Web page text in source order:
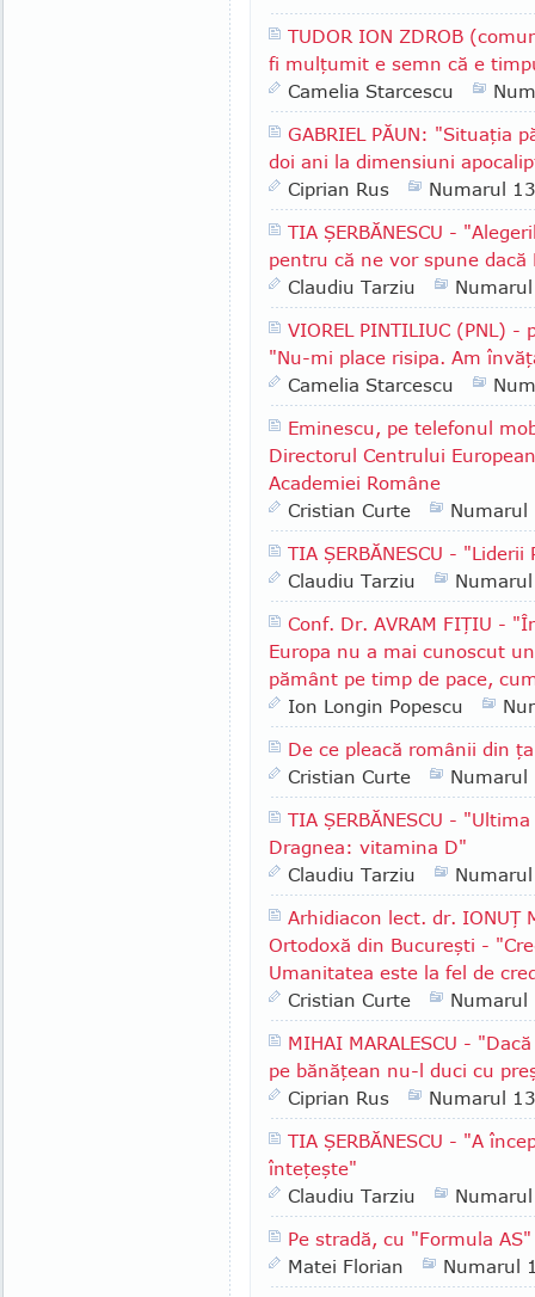
TUDOR ION ZDROB
fi mulţumit e semn că e
Camelia Starcescu
GABRIEL PĂUN: "Situaţia
doi ani la dimensiuni
Ciprian Rus
Numarul
TIA ŞERBĂNESCU -
pentru că ne vor spune
Claudiu Tarziu
VIOREL PINTILIUC (PNL)
"Nu-mi place risipa. Am
Camelia Starcescu
Eminescu, pe telefonul
Directorul Centrului
Academiei Române
Cristian Curte
Numarul
TIA ŞERBĂNESCU -
Claudiu Tarziu
Conf. Dr. AVRAM FIŢIU -
Europa nu a mai cunoscut
pământ pe timp de pace,
Ion Longin Popescu
De ce pleacă românii din
Cristian Curte
Numarul
TIA ŞERBĂNESCU -
Dragnea: vitamina D"
Claudiu Tarziu
Arhidiacon lect. dr. IONUŢ
Ortodoxă din Bucureşti -
Umanitatea este la fel de
Cristian Curte
Numarul
MIHAI MARALESCU -
pe bănăţean nu-l duci cu
Ciprian Rus
Numarul
TIA ŞERBĂNESCU - "A
înteţeşte"
Claudiu Tarziu
Pe stradă, cu "Formula
Matei Florian
Numarul